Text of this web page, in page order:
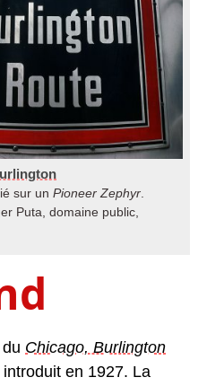
sur un Pioneer Zephyr
Puta, domaine public,
Chicago, Burlington
en 1927. La